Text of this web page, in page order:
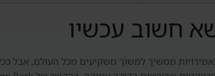
חשוב עכשיו
ממשיך למשוך משקיעים מכל העולם, אבל